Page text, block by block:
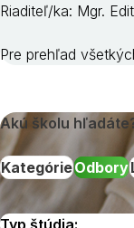
Riaditeľ/ka: Mgr.
Pre prehľad
Akú školu
KategórieOdbory